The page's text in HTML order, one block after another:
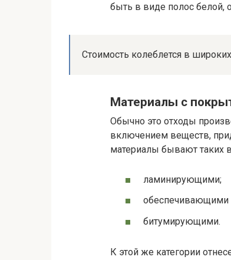
быть в виде полос белой,
Стоимость колеблется в
Материалы с
Обычно это отходы
включением веществ,
материалы бывают таких
ламинирующими;
обеспечивающими
битумирующими.
К этой же категории